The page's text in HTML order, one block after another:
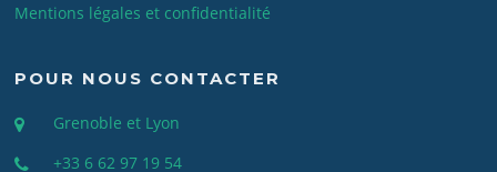
Mentions légales et confidentialité
POUR NOUS CONTACTER
Grenoble et Lyon
+33 6 62 97 19 54